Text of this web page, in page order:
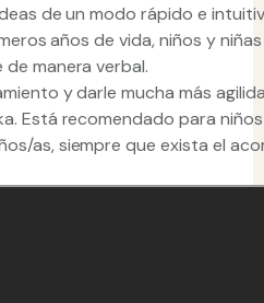
de un modo rápido e
años de vida, niños y
manera verbal.
y darle mucha más
Está recomendado para
as, siempre que exista el